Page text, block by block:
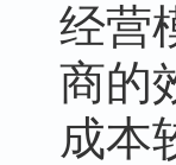
经营
商的
成本